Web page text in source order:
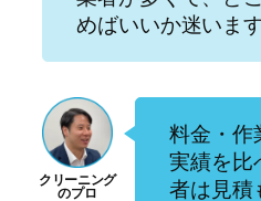
めばいいか迷います
料金・作
実績を比
者は見積